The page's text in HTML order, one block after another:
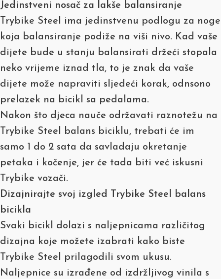
Jedinstveni nosač za lakše balansiranje
Trybike Steel ima jedinstvenu podlogu za noge
koja balansiranje podiže na viši nivo. Kad vaše
dijete bude u stanju balansirati držeći stopala
neko vrijeme iznad tla, to je znak da vaše
dijete može napraviti sljedeći korak, odnsono
prelazek na bicikl sa pedalama.
Nakon što djeca nauče održavati raznotežu na
Trybike Steel balans biciklu, trebati će im
samo 1 do 2 sata da savladaju okretanje
petaka i kočenje, jer će tada biti već iskusni
Trybike vozači.
Dizajnirajte svoj izgled Trybike Steel balans
bicikla
Svaki bicikl dolazi s naljepnicama različitog
dizajna koje možete izabrati kako biste
Trybike Steel prilagodili svom ukusu.
Naljepnice su izrađene od izdržljivog vinila s